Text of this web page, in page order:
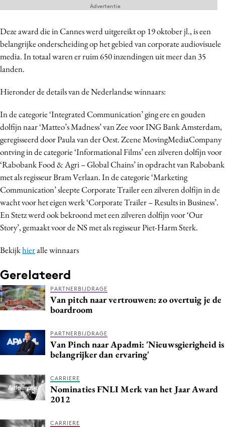
Partners
Topics
Artificial Intelligence
Bureaus
Carriere
Contentmarketing
Craft
Customer Experience
Data & Insights
Design
Digital transformation
Diversiteit
Effectiviteit
Gedragsverandering
Influencer marketing
Martech
Media
Merkstrategie
Programmatic
Purpose Marketing
Deze award die in Cannes werd uitgereikt op 19 oktober jl., is een
belangrijke onderscheiding op het gebied van corporate audiovisuele
media. In totaal waren er ruim 650 inzendingen uit meer dan 35
landen.
Hieronder de details van de Nederlandse winnaars:
In de categorie ‘Integrated Communication’ ging ere en gouden
dolfijn naar ‘Matteo’s Madness’ van Zee voor ING Bank Amsterdam,
geregisseerd door Paula van der Oest. Zcene MovingMediaCompany
ontving in de categorie ‘Informational Films’ een zilveren dolfijn voor
‘Rabobank Food & Agri – Global Chains’ in opdracht van Rabobank
met als regisseur Bram Verlaan. In de categorie ‘Marketing
Communication’ sleepte Corporate Trailer een zilveren dolfijn in de
wacht voor het eigen werk ‘Corporate Trailer – Results in Business’.
En Stetz werd ook bekroond met een zilveren dolfijn voor ‘Our
Story’, gemaakt voor de NS met als regisseur Piet-Harm Sterk.
Bekijkhieralle winnaars
Gerelateerd
PARTNERBIJDRAGE
Van pitch naar vertrouwen: zo overtuig je de
boardroom
PARTNERBIJDRAGE
Van Pinch naar Apadmi: 'Nieuwsgierigheid is
belangrijker dan ervaring'
CARRIERE
Nominaties FNLI Merk van het Jaar Award
2012
CARRIERE
Advertentie